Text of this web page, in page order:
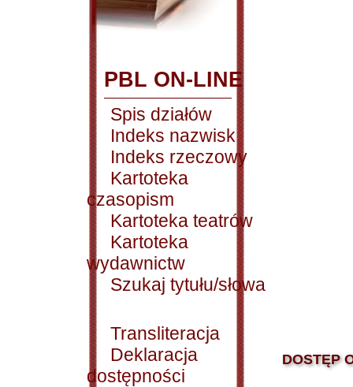
PBL ON-LINE
Spis działów
Indeks nazwisk
Indeks rzeczowy
Kartoteka
czasopism
Kartoteka teatrów
Kartoteka
wydawnictw
Szukaj tytułu/słowa
Transliteracja
Deklaracja
dostępności
DOSTĘP